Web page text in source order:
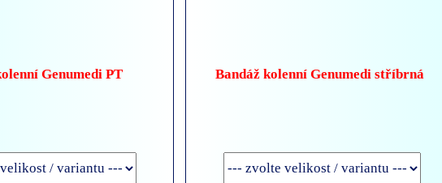
Genumedi PT Bandáž kolenní Genumedi stříbrná